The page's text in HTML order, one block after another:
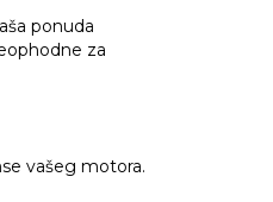
ponuda
za
vašeg motora.